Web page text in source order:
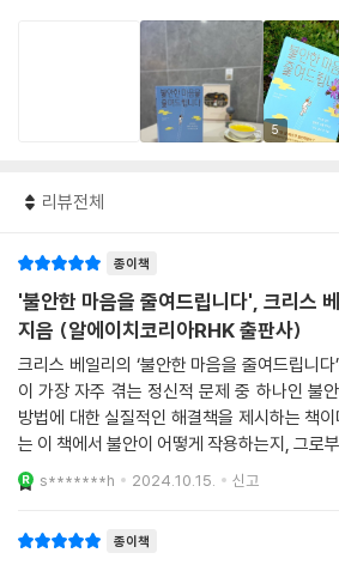
5
리뷰전체
종이책
'불안한 마음을 줄여드립니다', 크리
지음 (알에이치코리아RHK 출판사)
크리스 베일리의 ‘불안한 마음을 줄여드립니다
이 가장 자주 겪는 정신적 문제 중 하나인 불
방법에 대한 실질적인 해결책을 제시하는 책이
는 이 책에서 불안이 어떻게 작용하는지, 그로
기 위해 어떤 접근 방식을 취해야 하는지 논리
한다. 독자들이 일상 속에서 적용할 수 있는 다
s*******h 2024.10.15. 신고
종이책